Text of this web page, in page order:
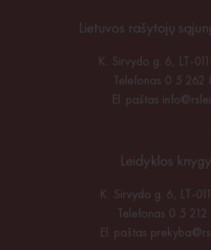
Lietuvos rašytojų
K. Sirvydo g. 6, LT-
Telefonas 0 5 262
El. paštas
Leidyklos
K. Sirvydo g. 6, LT-
Telefonas 0 5
El. paštas